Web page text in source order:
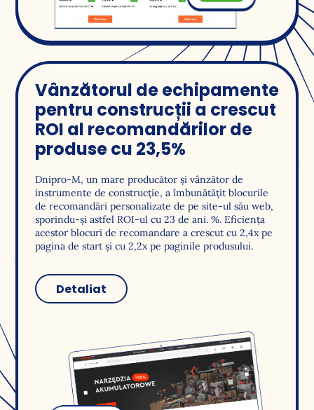
Vânzătorul de echipamente
pentru construcții a crescut
ROI al recomandărilor de
produse cu 23,5%
Dnipro-M, un mare producător și vânzător de
instrumente de construcție, a îmbunătățit blocurile
de recomandări personalizate de pe site-ul său web,
sporindu-și astfel ROI-ul cu 23 de ani. %. Eficiența
acestor blocuri de recomandare a crescut cu 2,4x pe
pagina de start și cu 2,2x pe paginile produsului.
Detaliat